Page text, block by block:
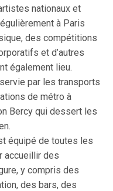
nationaux et
à Paris
des compétitions
et d’autres
également lieu.
par les transports
de métro à
Bercy qui dessert les
équipé de toutes les
accueillir des
y compris des
des bars, des